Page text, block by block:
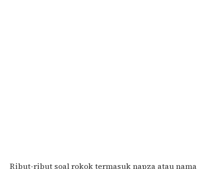
Ribut-ribut soal rokok termasuk napza atau nama